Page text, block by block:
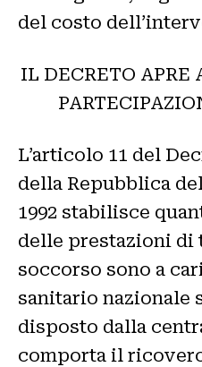
del costo
IL DECRETO
L’articolo 11 del
della Repubblica
1992 stabilisce
delle prestazioni di
soccorso sono a
sanitario nazionale
disposto dalla
comporta il